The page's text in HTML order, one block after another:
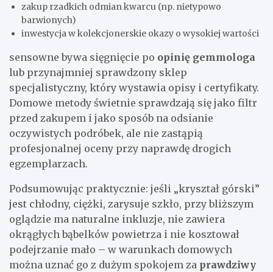
zakup rzadkich odmian kwarcu (np. nietypowo
barwionych)
inwestycja w kolekcjonerskie okazy o wysokiej wartości
sensowne bywa sięgnięcie po opinię gemmologa
lub przynajmniej sprawdzony sklep
specjalistyczny, który wystawia opisy i certyfikaty.
Domowe metody świetnie sprawdzają się jako filtr
przed zakupem i jako sposób na odsianie
oczywistych podróbek, ale nie zastąpią
profesjonalnej oceny przy naprawdę drogich
egzemplarzach.
Podsumowując praktycznie: jeśli „kryształ górski”
jest chłodny, ciężki, zarysuje szkło, przy bliższym
oglądzie ma naturalne inkluzje, nie zawiera
okrągłych bąbelków powietrza i nie kosztował
podejrzanie mało – w warunkach domowych
można uznać go z dużym spokojem za prawdziwy